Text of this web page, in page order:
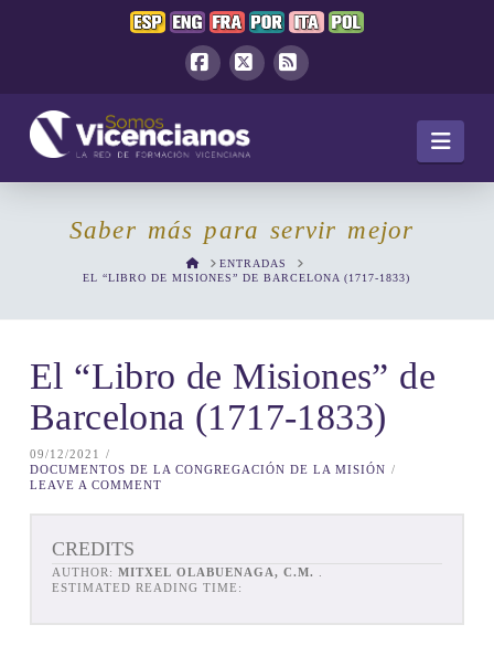
Saber más para servir mejor
HOMEENTRADAS
EL “LIBRO DE MISIONES” DE BARCELONA (1717-1833)
El “Libro de Misiones” de
Barcelona (1717-1833)
09/12/2021
DOCUMENTOS DE LA CONGREGACIÓN DE LA MISIÓN
LEAVE A COMMENT
CREDITS
AUTHOR: MITXEL OLABUENAGA, C.M.
ESTIMATED READING TIME: